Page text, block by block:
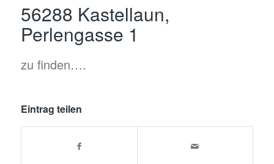
56288 Kastellaun,
Perlengasse 1
zu finden….
Eintrag teilen